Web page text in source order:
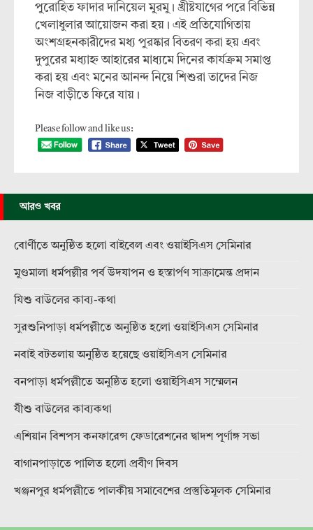
পুরোহিত ফাদার দানিয়েল মুরমু। খ্রীষ্টযাগের পরে বিভিন্ন
খেলাধুলার আয়োজন করা হয়। এই প্রতিযোগিতায়
অংশগ্রহনকারীদের মধ্য পুরষ্কার বিতরণ করা হয় এবং
দুপুরের মধ্যাহ্ন আহারের মাধ্যমে দিনের কার্যক্রম সমাপ্ত
করা হয় এবং মনের আনন্দ নিয়ে শিশুরা তাদের নিজ
নিজ বাড়ীতে ফিরে যায়।
Please follow and like us:
আরও খবর
বোর্ণীতে অনুষ্ঠিত হলো বাইবেল এবং ওয়াইসিএস সেমিনার
মুণ্ডমালা ধর্মপল্লীর পর্ব উদযাপন ও হস্তার্পণ সাক্রামেন্ত প্রদান
যিশু বাউলের কাব্য-কথা
সুরশুনিপাড়া ধর্মপল্লীতে অনুষ্ঠিত হলো ওয়াইসিএস সেমিনার
নবাই বটতলায় অনুষ্ঠিত হয়েছে ওয়াইসিএস সেমিনার
বনপাড়া ধর্মপল্লীতে অনুষ্ঠিত হলো ওয়াইসিএস সম্মেলন
যীশু বাউলের কাব্যকথা
এশিয়ান বিশপস কনফারেন্স ফেডারেশনের দ্বাদশ পূর্ণাঙ্গ সভা
বাগানপাড়াতে পালিত হলো প্রবীণ দিবস
খঞ্জনপুর ধর্মপল্লীতে পালকীয় সমাবেশের প্রস্তুতিমূলক সেমিনার